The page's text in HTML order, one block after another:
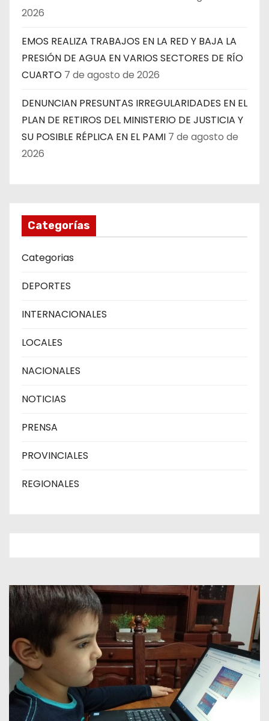
2026
EMOS REALIZA TRABAJOS EN LA RED Y BAJA LA
PRESIÓN DE AGUA EN VARIOS SECTORES DE RÍO
CUARTO 7 de agosto de 2026
DENUNCIAN PRESUNTAS IRREGULARIDADES EN EL
PLAN DE RETIROS DEL MINISTERIO DE JUSTICIA Y
SU POSIBLE RÉPLICA EN EL PAMI 7 de agosto de
2026
Categorías
Categorias
DEPORTES
INTERNACIONALES
LOCALES
NACIONALES
NOTICIAS
PRENSA
PROVINCIALES
REGIONALES